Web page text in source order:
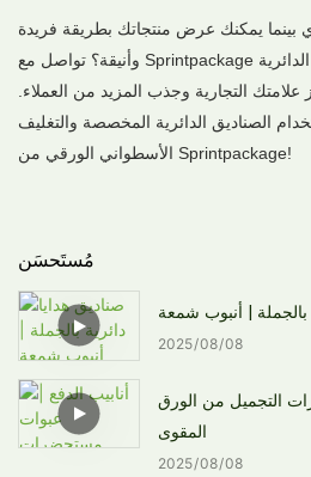
بينما يمكنك عرض منتجاتك بطريقة فريدة
وأنيقة؟ تواصل مع Sprintpackage اليوم لمعرفة المزيد عن علبنا الدائرية
التجارية وجذب المزيد من العملاء.
الصناديق الدائرية المخصصة والتغليف
الأسطواني الورقي من Sprintpackage!
مُستَحسَن
بالجملة | أنبوب شمعة
2025 08 08
التجميل من الورق
المقوى
2025 08 08